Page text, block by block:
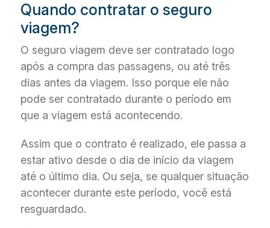
Quando contratar o seguro
viagem?
O seguro viagem deve ser contratado logo
após a compra das passagens, ou até três
dias antes da viagem. Isso porque ele não
pode ser contratado durante o período em
que a viagem está acontecendo.
Assim que o contrato é realizado, ele passa a
estar ativo desde o dia de início da viagem
até o último dia. Ou seja, se qualquer situação
acontecer durante este período, você está
resguardado.